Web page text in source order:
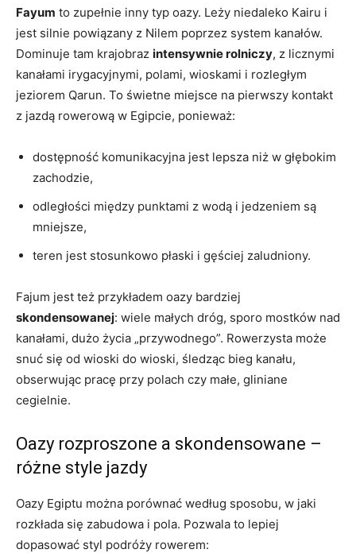
Fayum to zupełnie inny typ oazy. Leży niedaleko Kairu i
jest silnie powiązany z Nilem poprzez system kanałów.
Dominuje tam krajobraz intensywnie rolniczy, z licznymi
kanałami irygacyjnymi, polami, wioskami i rozległym
jeziorem Qarun. To świetne miejsce na pierwszy kontakt
z jazdą rowerową w Egipcie, ponieważ:
dostępność komunikacyjna jest lepsza niż w głębokim
zachodzie,
odległości między punktami z wodą i jedzeniem są
mniejsze,
teren jest stosunkowo płaski i gęściej zaludniony.
Fajum jest też przykładem oazy bardziej
skondensowanej: wiele małych dróg, sporo mostków nad
kanałami, dużo życia „przywodnego”. Rowerzysta może
snuć się od wioski do wioski, śledząc bieg kanału,
obserwując pracę przy polach czy małe, gliniane
cegielnie.
Oazy rozproszone a skondensowane –
różne style jazdy
Oazy Egiptu można porównać według sposobu, w jaki
rozkłada się zabudowa i pola. Pozwala to lepiej
dopasować styl podróży rowerem: